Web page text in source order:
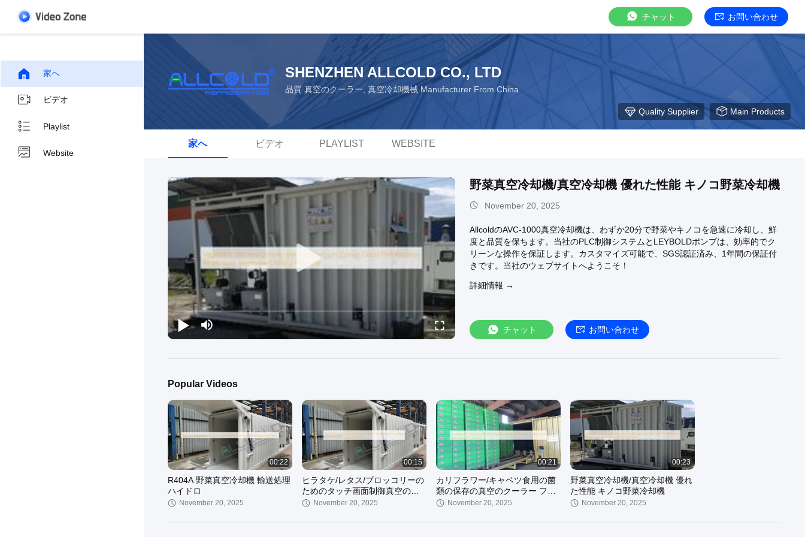
チャット お問い合わせ
家へ
ビデオ
Playlist
Website
SHENZHEN ALLCOLD CO., LTD
品質 真空のクーラー, 真空冷却機械 Manufacturer From China
Quality Supplier Main Products
家へ ビデオ PLAYLIST WEBSITE
野菜真空冷却機/真空冷却機 優れた性能 キノコ野菜冷却機
November 20, 2025
AllcoldのAVC-1000真空冷却機は、わずか20分で野菜やキノコを急速に冷却し、鮮
度と品質を保ちます。当社のPLC制御システムとLEYBOLDポンプは、効率的でク
リーンな操作を保証します。カスタマイズ可能で、SGS認証済み、1年間の保証付
きです。当社のウェブサイトへようこそ！
詳細情報 →
チャット お問い合わせ
Popular Videos
00:22
R404A 野菜真空冷却機 輸送処理
ハイドロ
November 20, 2025
00:15
ヒラタケ/レタス/ブロッコリーの
ためのタッチ画面制御真空のよ
り冷たい部屋
November 20, 2025
00:21
カリフラワー/キャベツ食用の菌
類の保存の真空のクーラー フル
オートマチックPLC制御
November 20, 2025
00:23
野菜真空冷却機/真空冷却機 優れ
た性能 キノコ野菜冷却機
November 20, 2025